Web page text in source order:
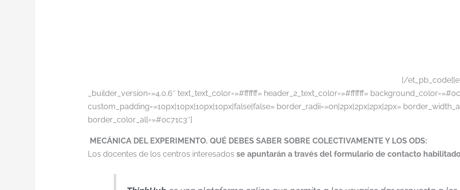
[/
_builder_version=»4.0.6″ text_text_color=»#ffffff» header_2_text_color=»#ffffff»
custom_padding=»10px|10px|10px|10px|false|false» border_radii=»on|2px|2px|2px|2px»
border_color_all=»#0c71c3″]
MECÁNICA DEL EXPERIMENTO. QUÉ DEBES SABER SOBRE COLECTIVAMENTE Y LOS ODS:
Los docentes de los centros interesados se apuntarán a través del formulario de contacto